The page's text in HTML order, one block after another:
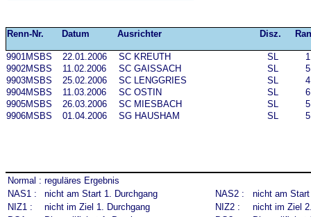
Renn-Nr. Datum Ausrichter Disz.
9901MSBS 22.01.2006 SC KREUTH SL
1
9902MSBS
11.02.2006 SC GAISSACH SL
5
9903MSBS
25.02.2006 SC LENGGRIES SL
4
9904MSBS
11.03.2006 SC OSTIN SL
6
9905MSBS
26.03.2006 SC MIESBACH SL
5
9906MSBS
01.04.2006 SG HAUSHAM SL 5
Normal : reguläres Ergebnis
NAS1 :
nicht am Start 1. Durchgang NAS2 :
nicht am
NIZ1 :
nicht im Ziel 1. Durchgang NIZ2 :
nicht im Ziel